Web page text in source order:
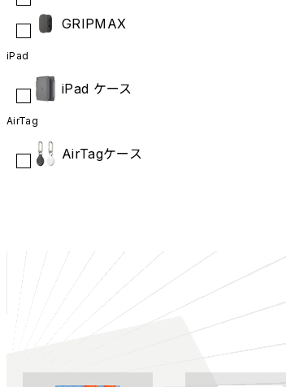
GRIPMAX
iPad
iPad ケース
AirTag
AirTagケース